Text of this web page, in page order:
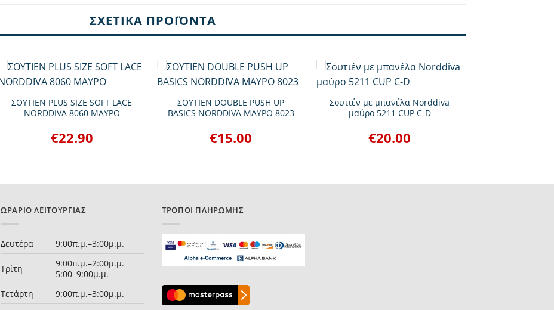
ΣΧΕΤΙΚΆ ΠΡΟΪΌΝΤΑ
+
ΣΟΥΤΙΕΝ PLUS SIZE SOFT LACE
NORDDIVA 8060 ΜΑΥΡΟ
€22.90
+
ΣΟΥΤΙΕΝ DOUBLE PUSH UP
BASICS NORDDIVA ΜΑΥΡΟ 8023
€15.00
+
Σουτιέν με μπανέλα Norddiva
μαύρο 5211 CUP C-D
€20.00
ΩΡΆΡΙΟ ΛΕΙΤΟΥΡΓΊΑΣ
Δευτέρα 9:00π.μ.–3:00μ.μ.
Τρίτη
9:00π.μ.–2:00μ.μ.
5:00–9:00μ.μ.
Τετάρτη
9:00π.μ.–3:00μ.μ.
ΤΡΌΠΟΙ ΠΛΗΡΩΜΉΣ